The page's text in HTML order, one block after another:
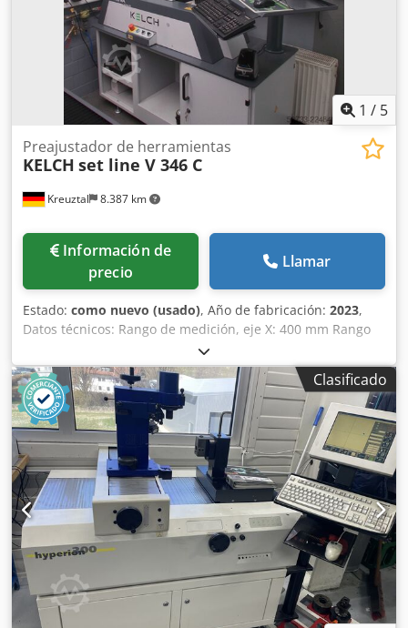
1 / 5
Kreuztal 8.387 km
Preajustador de herramientas
KELCH set line V 346 C
Información de
precio
Llamar
Estado: como nuevo (usado), Año de fabricación: 2023,
Datos técnicos: Rango de medición, eje X: 400 mm Rango
de medición, eje Z: 500 mm Longitud máxima de la
herramienta: 600 mm Diámetro máximo de la herramienta:
∅ 400 mm Credpfx Ajzrgdqobzjf Control CNC Dimensiones
(ancho x profundidad x alto): aprox. 1200 x 900 x 2100 mm
Estado: Estado casi como nuevo, muy poco usado. El
vendedor no se hace responsable de errores de escritura o
de transmisión de datos. La máquina, en cuanto a su
aspecto, tecnología y desgaste, se corresponde con su
antigüedad; las máquinas usadas se venden sin ningún
tipo de garantía.
Clasificado